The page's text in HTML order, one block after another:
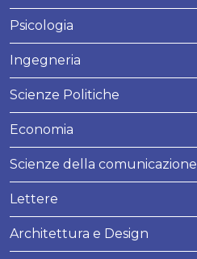
Psicologia
Ingegneria
Scienze Politiche
Economia
Scienze della comunicazione
Lettere
Architettura e Design